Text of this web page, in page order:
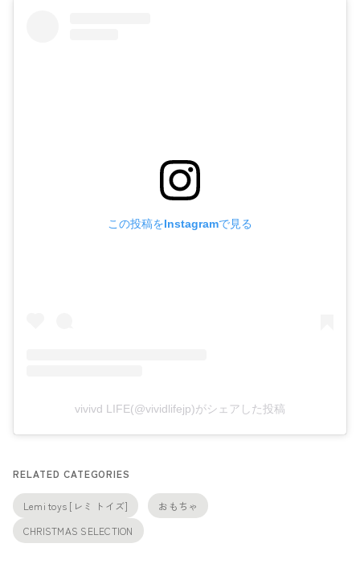
この投稿をInstagramで見る
vivivd LIFE(@vividlifejp)がシェアした投稿
RELATED CATEGORIES
Lemi toys [レミ トイズ]
おもちゃ
CHRISTMAS SELECTION